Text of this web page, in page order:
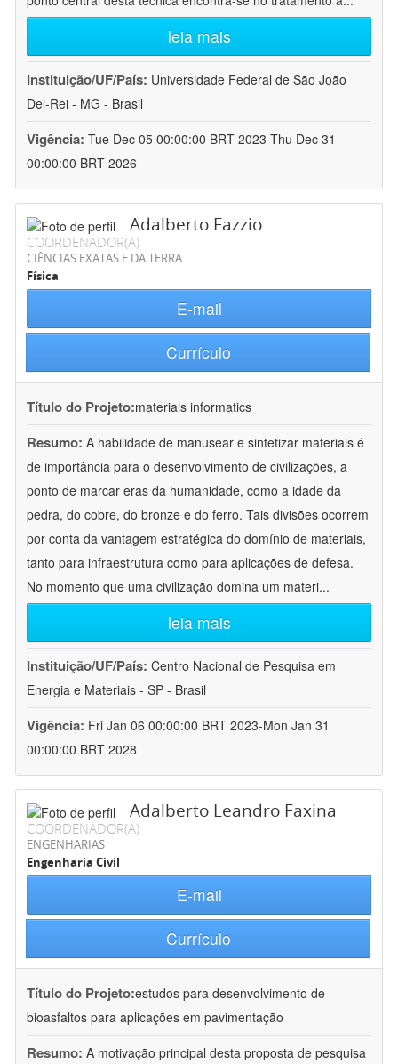
leia mais
Instituição/UF/País: Universidade Federal de São João
Del-Rei - MG - Brasil
Vigência: Tue Dec 05 00:00:00 BRT 2023-Thu Dec 31
00:00:00 BRT 2026
Adalberto Fazzio
COORDENADOR(A)
CIÊNCIAS EXATAS E DA TERRA
Física
E-mail
Currículo
Título do Projeto:materials informatics
Resumo: A habilidade de manusear e sintetizar materiais é
de importância para o desenvolvimento de civilizações, a
ponto de marcar eras da humanidade, como a idade da
pedra, do cobre, do bronze e do ferro. Tais divisões ocorrem
por conta da vantagem estratégica do domínio de materiais,
tanto para infraestrutura como para aplicações de defesa.
No momento que uma civilização domina um materi...
leia mais
Instituição/UF/País: Centro Nacional de Pesquisa em
Energia e Materiais - SP - Brasil
Vigência: Fri Jan 06 00:00:00 BRT 2023-Mon Jan 31
00:00:00 BRT 2028
Adalberto Leandro Faxina
COORDENADOR(A)
ENGENHARIAS
Engenharia Civil
E-mail
Currículo
Título do Projeto:estudos para desenvolvimento de
bioasfaltos para aplicações em pavimentação
Resumo: A motivação principal desta proposta de pesquisa